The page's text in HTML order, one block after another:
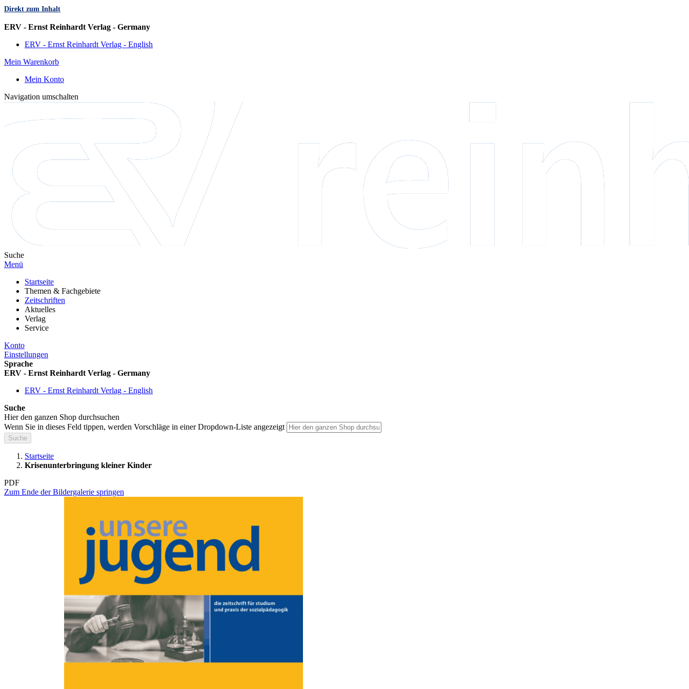
Direkt zum Inhalt
ERV - Ernst Reinhardt Verlag - Germany
ERV - Ernst Reinhardt Verlag - English
Mein Warenkorb
Mein Konto
Navigation umschalten
Suche
Menü
Startseite
Themen & Fachgebiete
Zeitschriften
Aktuelles
Verlag
Service
Konto
Einstellungen
Sprache
ERV - Ernst Reinhardt Verlag - Germany
ERV - Ernst Reinhardt Verlag - English
Suche
Hier den ganzen Shop durchsuchen
Wenn Sie in dieses Feld tippen, werden Vorschläge in einer Dropdown-Liste angezeigt
Suche
Startseite
Krisenunterbringung kleiner Kinder
PDF
Zum Ende der Bildergalerie springen